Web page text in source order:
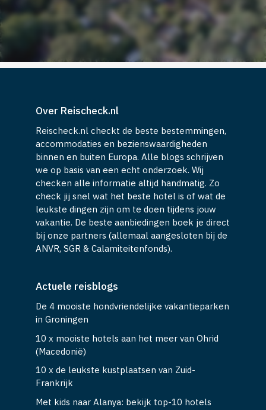
Over Reischeck.nl
Reischeck.nl checkt de beste bestemmingen,
accommodaties en bezienswaardigheden
binnen en buiten Europa. Alle blogs schrijven
we op basis van een echt onderzoek. Wij
checken alle informatie altijd handmatig. Zo
check jij snel wat het beste hotel is of wat de
leukste dingen zijn om te doen tijdens jouw
vakantie. De beste aanbiedingen boek je direct
bij onze partners (allemaal aangesloten bij de
ANVR, SGR & Calamiteitenfonds).
Actuele reisblogs
De 4 mooiste hondvriendelijke vakantieparken
in Groningen
10 x mooiste hotels aan het meer van Ohrid
(Macedonië)
10 x de leukste kustplaatsen van Zuid-
Frankrijk
Met kids naar Alanya: bekijk top-10 hotels